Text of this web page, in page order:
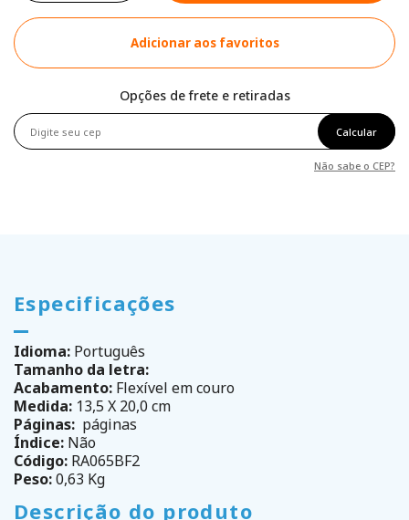
Adicionar aos favoritos
Opções de frete e retiradas
Calcular
Não sabe o CEP?
Especificações
Idioma: Português
Tamanho da letra:
Acabamento: Flexível em couro
Medida: 13,5 X 20,0 cm
Páginas: páginas
Índice: Não
Código: RA065BF2
Peso:0,63 Kg
Descrição do produto